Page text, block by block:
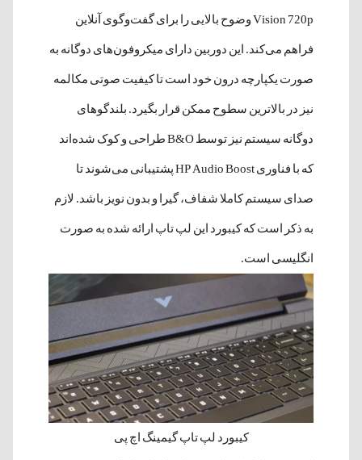
Vision 720p وضوح بالایی را برای گفت‌وگوی آنلاین
فراهم می‌کند. این دوربین دارای میکروفون‌های دوگانه به
صورت یکپارچه درون خود است تا کیفیت صوتی مکالمه
نیز در بالاترین سطوح ممکن قرار بگیرد. بلندگوهای
دوگانه سیستم نیز توسط B&O طراحی و کوک شده‌اند
که با فناوری HP Audio Boost پشتیبانی می‌شوند تا
صدای سیستم کاملا شفاف، گیرا و بدون نویز باشد. لازم
به ذکر است که کیبورد این لپ تاپ ارائه شده به صورت
انگلیسی است.
کیبورد لپ تاپ گیمینگ اچ پی